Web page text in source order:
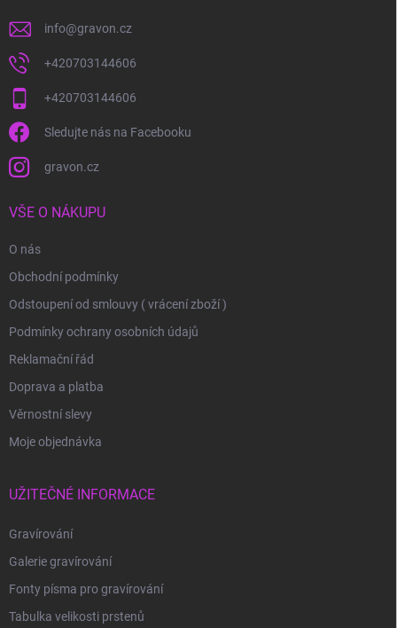
info@gravon.cz
+420703144606
+420703144606
Sledujte nás na Facebooku
gravon.cz
VŠE O NÁKUPU
O nás
Obchodní podmínky
Odstoupení od smlouvy ( vrácení zboží )
Podmínky ochrany osobních údajů
Reklamační řád
Doprava a platba
Věrnostní slevy
Moje objednávka
UŽITEČNÉ INFORMACE
Gravírování
Galerie gravírování
Fonty písma pro gravírování
Tabulka velikosti prstenů